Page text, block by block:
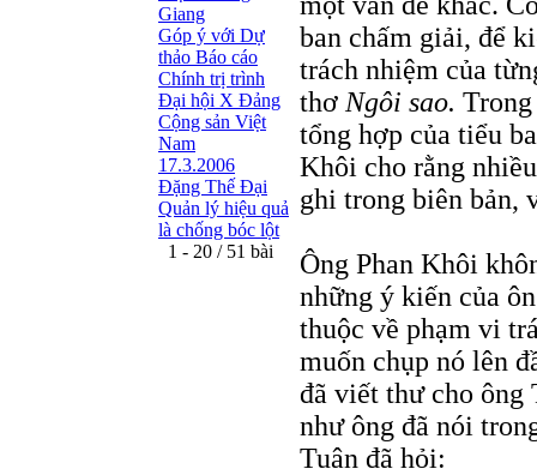
Giang
Góp ý với Dự
thảo Báo cáo
Chính trị trình
Đại hội X Đảng
Cộng sản Việt
Nam
17.3.2006
Đặng Thế Đại
Quản lý hiệu quả
là chống bóc lột
1 - 20 / 51 bài
ban chấm giải, để
trách nhiệm của
thơ Ngôi sao.
tổng hợp của tiểu
Khôi cho rằng
ghi trong biên bản,
Ông Phan Khôi
những ý kiến của
thuộc về phạm vi
muốn chụp nó lên
đã viết thư cho ông
như ông đã nói
Tuân đã hỏi: